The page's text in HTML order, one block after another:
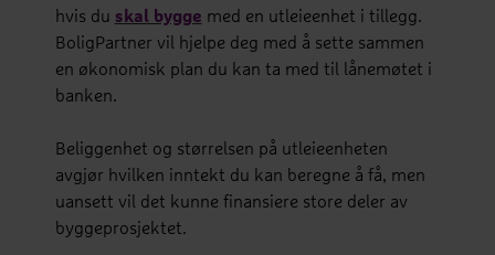
hvis du skal bygge med en utleieenhet i tillegg.
BoligPartner vil hjelpe deg med å sette sammen
en økonomisk plan du kan ta med til lånemøtet i
banken.
Beliggenhet og størrelsen på utleieenheten
avgjør hvilken inntekt du kan beregne å få, men
uansett vil det kunne finansiere store deler av
byggeprosjektet.